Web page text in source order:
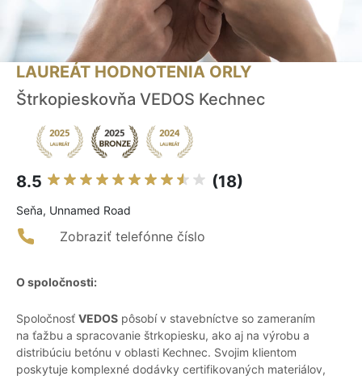
LAUREÁT HODNOTENIA ORLY
Štrkopieskovňa VEDOS Kechnec
8.5 (18)
Seňa, Unnamed Road
Zobraziť telefónne číslo
O spoločnosti:
Spoločnosť VEDOS pôsobí v stavebníctve so zameraním
na ťažbu a spracovanie štrkopiesku, ako aj na výrobu a
distribúciu betónu v oblasti Kechnec. Svojim klientom
poskytuje komplexné dodávky certifikovaných materiálov,